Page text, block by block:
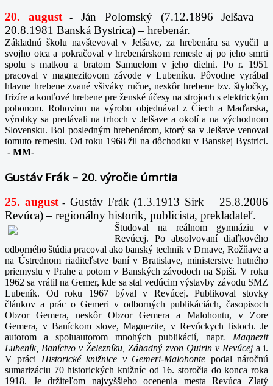
20. august-
Ján Polomský (7.12.1896 Jelšava –
20.8.1981 Banská Bystrica) – hrebenár.
Základnú školu navštevoval v Jelšave, za hrebenára sa vyučil u
svojho otca a pokračoval v hrebenárskom remesle aj po jeho smrti
spolu s matkou a bratom Samuelom v jeho dielni. Po r. 1951
pracoval v magnezitovom závode v Lubeníku. Pôvodne vyrábal
hlavne hrebene zvané všiváky ručne, neskôr hrebene tzv. štyločky,
frizíre a konťové hrebene pre ženské účesy na strojoch s elektrickým
pohonom. Rohovinu na výrobu objednával z Čiech a Maďarska,
výrobky sa predávali na trhoch v Jelšave a okolí a na východnom
Slovensku. Bol posledným hrebenárom, ktorý sa v Jelšave venoval
tomuto remeslu. Od roku 1968 žil na dôchodku v Banskej Bystrici.
- MM-
Gustáv Frák – 20. výročie úmrtia
25. august- Gustáv Frák (1.3.1913 Sirk – 25.8.2006
Revúca) – regionálny historik, publicista, prekladateľ.
Študoval na reálnom gymnáziu v
Revúcej. Po absolvovaní diaľkového
odborného štúdia pracoval ako banský technik v Drnave, Rožňave a
na Ústrednom riaditeľstve baní v Bratislave, ministerstve hutného
priemyslu v Prahe a potom v Banských závodoch na Spiši. V roku
1962 sa vrátil na Gemer, kde sa stal vedúcim výstavby závodu SMZ
Lubeník. Od roku 1967 býval v Revúcej. Publikoval stovky
článkov a prác o Gemeri v odborných publikáciách, časopisoch
Obzor Gemera, neskôr Obzor Gemera a Malohontu, v Zore
Gemera, v Baníckom slove, Magnezite, v Revúckych listoch. Je
autorom a spoluautorom mnohých publikácií, napr. Magnezit
Lubeník, Baníctvo v Železníku, Záhadný zvon Quirin v Revúcej a i.
V práci Historické knižnice v Gemeri-Malohonte podal náročnú
sumarizáciu 70 historických knižníc od 16. storočia do konca roka
1918. Je držiteľom najvyššieho ocenenia mesta Revúca Zlatý